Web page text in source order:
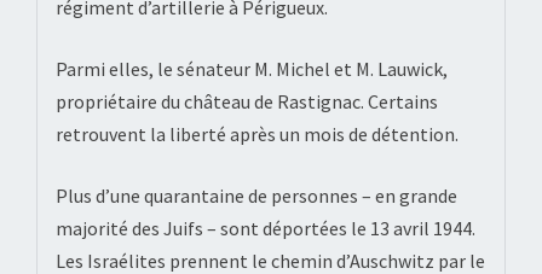
régiment d’artillerie à Périgueux.
Parmi elles, le sénateur M. Michel et M. Lauwick,
propriétaire du château de Rastignac. Certains
retrouvent la liberté après un mois de détention.
Plus d’une quarantaine de personnes – en grande
majorité des Juifs – sont déportées le 13 avril 1944.
Les Israélites prennent le chemin d’Auschwitz par le